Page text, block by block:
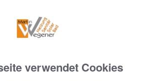
verwendet Cookies